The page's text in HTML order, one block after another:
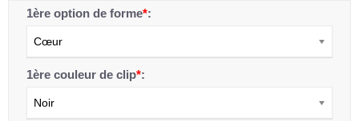
1ère option de forme*:
Cœur
1ère couleur de clip*:
Noir